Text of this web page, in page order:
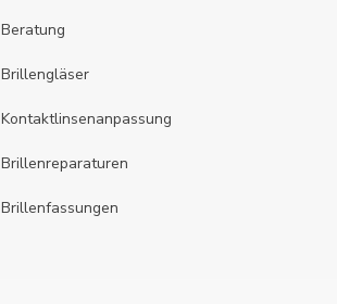
Beratung
Brillengläser
Kontaktlinsenanpassung
Brillenreparaturen
Brillenfassungen